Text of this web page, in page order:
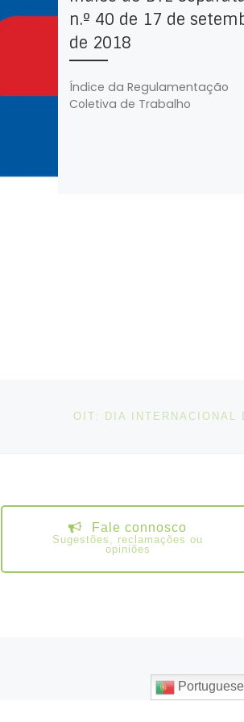
n.º 40 de 17 de
de 2018
Índice da Regulamentação
Coletiva de Trabalho
OIT: DIA INTERNACIONAL
Fale connosco
Sugestões, reclamações ou
opiniões
Portuguese